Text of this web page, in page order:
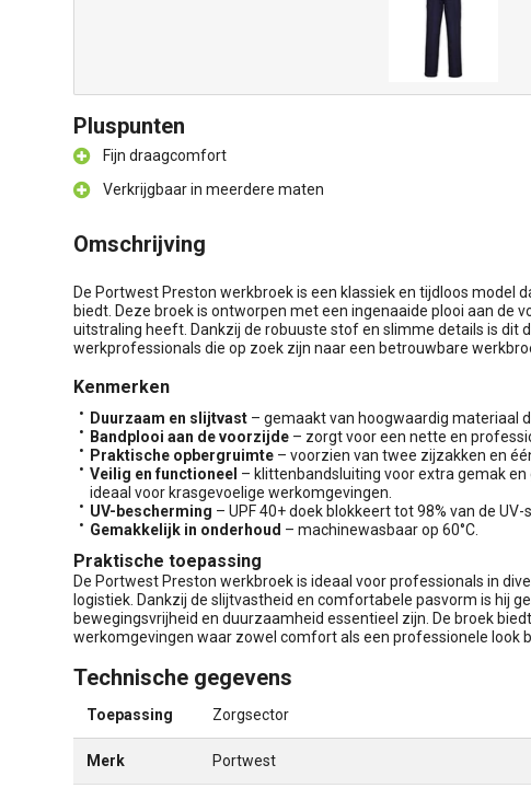
Pluspunten
Fijn draagcomfort
Verkrijgbaar in meerdere maten
Omschrijving
De Portwest Preston werkbroek is een klassiek en tijdloos model
biedt. Deze broek is ontworpen met een ingenaaide plooi aan de
uitstraling heeft. Dankzij de robuuste stof en slimme details is dit
werkprofessionals die op zoek zijn naar een betrouwbare
Kenmerken
Duurzaam en slijtvast – gemaakt van hoogwaardig materiaal
Bandplooi aan de voorzijde – zorgt voor een nette en
Praktische opbergruimte – voorzien van twee zijzakken en
Veilig en functioneel – klittenbandsluiting voor extra gemak
ideaal voor krasgevoelige werkomgevingen.
UV-bescherming – UPF 40+ doek blokkeert tot 98% van de UV-
Gemakkelijk in onderhoud – machinewasbaar op 60°C.
Praktische toepassing
De Portwest Preston werkbroek is ideaal voor professionals in
logistiek. Dankzij de slijtvastheid en comfortabele pasvorm is hij
bewegingsvrijheid en duurzaamheid essentieel zijn. De broek
werkomgevingen waar zowel comfort als een professionele look
Technische gegevens
Toepassing Zorgsector
Merk Portwest